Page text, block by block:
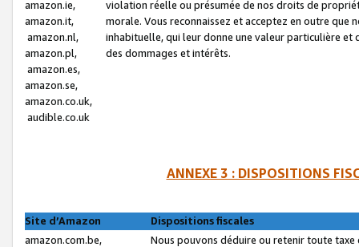
amazon.ie,
amazon.it,
amazon.nl,
amazon.pl,
amazon.es,
amazon.se,
amazon.co.uk,
audible.co.uk
violation réelle ou présumée de nos droits de
morale. Vous reconnaissez et acceptez en outre que
inhabituelle, qui leur donne une valeur particulière
des dommages et intérêts.
ANNEXE 3 : DISPOSITIONS
Site d’Amazon
Dispositions fiscales
amazon.com.be,
Nous pouvons déduire ou retenir toute